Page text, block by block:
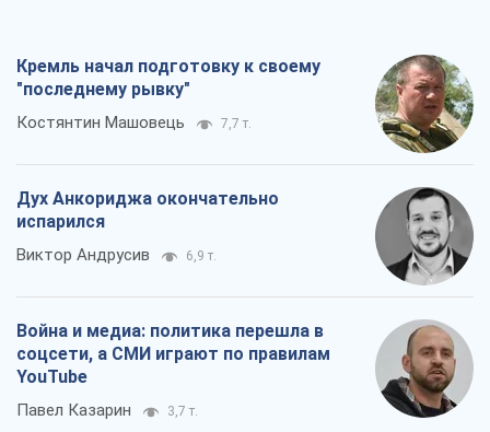
Кремль начал подготовку к своему
"последнему рывку"
Костянтин Машовець 7,7 т.
Дух Анкориджа окончательно
испарился
Виктор Андрусив 6,9 т.
Война и медиа: политика перешла в
соцсети, а СМИ играют по правилам
YouTube
Павел Казарин 3,7 т.